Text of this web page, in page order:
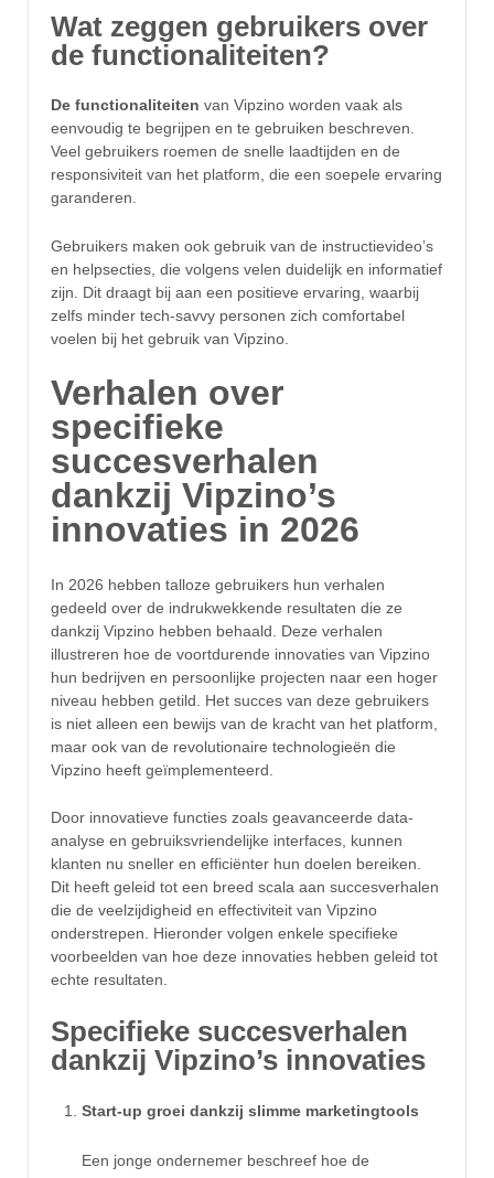
Wat zeggen gebruikers over
de functionaliteiten?
De functionaliteiten van Vipzino worden vaak als
eenvoudig te begrijpen en te gebruiken beschreven.
Veel gebruikers roemen de snelle laadtijden en de
responsiviteit van het platform, die een soepele ervaring
garanderen.
Gebruikers maken ook gebruik van de instructievideo’s
en helpsecties, die volgens velen duidelijk en informatief
zijn. Dit draagt bij aan een positieve ervaring, waarbij
zelfs minder tech-savvy personen zich comfortabel
voelen bij het gebruik van Vipzino.
Verhalen over
specifieke
succesverhalen
dankzij Vipzino’s
innovaties in 2026
In 2026 hebben talloze gebruikers hun verhalen
gedeeld over de indrukwekkende resultaten die ze
dankzij Vipzino hebben behaald. Deze verhalen
illustreren hoe de voortdurende innovaties van Vipzino
hun bedrijven en persoonlijke projecten naar een hoger
niveau hebben getild. Het succes van deze gebruikers
is niet alleen een bewijs van de kracht van het platform,
maar ook van de revolutionaire technologieën die
Vipzino heeft geïmplementeerd.
Door innovatieve functies zoals geavanceerde data-
analyse en gebruiksvriendelijke interfaces, kunnen
klanten nu sneller en efficiënter hun doelen bereiken.
Dit heeft geleid tot een breed scala aan succesverhalen
die de veelzijdigheid en effectiviteit van Vipzino
onderstrepen. Hieronder volgen enkele specifieke
voorbeelden van hoe deze innovaties hebben geleid tot
echte resultaten.
Specifieke succesverhalen
dankzij Vipzino’s innovaties
Start-up groei dankzij slimme marketingtools
Een jonge ondernemer beschreef hoe de